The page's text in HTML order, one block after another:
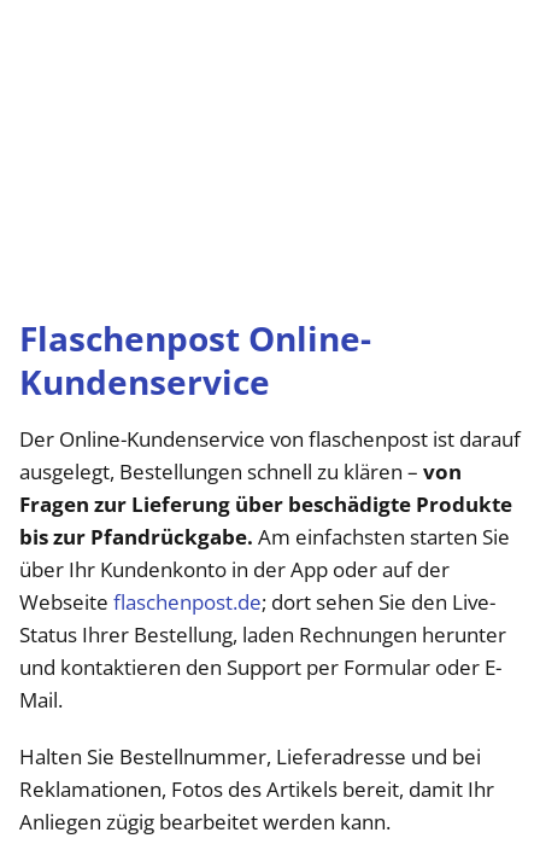
Flaschenpost Online-
Kundenservice
Der Online-Kundenservice von flaschenpost ist darauf
ausgelegt, Bestellungen schnell zu klären – von
Fragen zur Lieferung über beschädigte Produkte
bis zur Pfandrückgabe. Am einfachsten starten Sie
über Ihr Kundenkonto in der App oder auf der
Webseite flaschenpost.de; dort sehen Sie den Live-
Status Ihrer Bestellung, laden Rechnungen herunter
und kontaktieren den Support per Formular oder E-
Mail.
Halten Sie Bestellnummer, Lieferadresse und bei
Reklamationen, Fotos des Artikels bereit, damit Ihr
Anliegen zügig bearbeitet werden kann.